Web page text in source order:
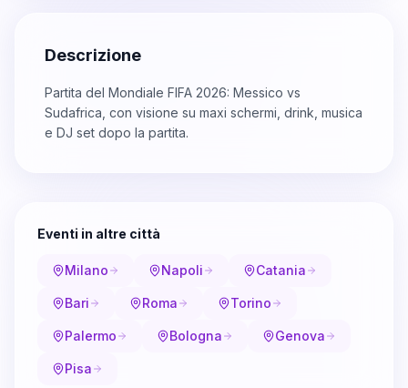
Descrizione
Partita del Mondiale FIFA 2026: Messico vs
Sudafrica, con visione su maxi schermi, drink, musica
e DJ set dopo la partita.
Eventi in altre città
Milano Napoli Catania
Bari Roma Torino
Palermo Bologna Genova
Pisa